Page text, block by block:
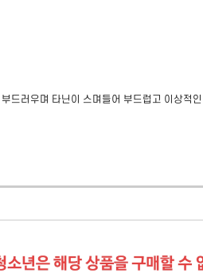
드러우며 타닌이 스며들어 부드럽고 이상